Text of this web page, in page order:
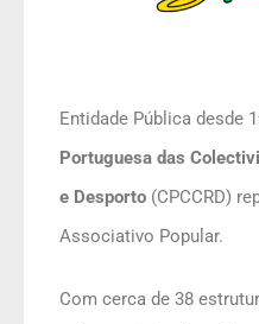
Entidade Pública desde
Portuguesa das
e Desporto (CPCCRD)
Associativo Popular.
Com cerca de 38